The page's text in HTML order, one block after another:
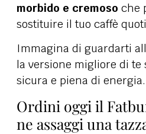
morbido e cremoso che
sostituire il tuo caffè
Immagina di guardarti
la versione migliore di te
sicura e piena di energia.
Ordini oggi il
ne assaggi una